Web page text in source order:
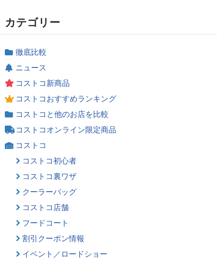
カテゴリー
徹底比較
ニュース
コストコ新商品
コストコおすすめランキング
コストコと他のお店を比較
コストコオンライン限定商品
コストコ
コストコ初心者
コストコ裏ワザ
クーラーバッグ
コストコ店舗
フードコート
割引クーポン情報
イベント／ロードショー